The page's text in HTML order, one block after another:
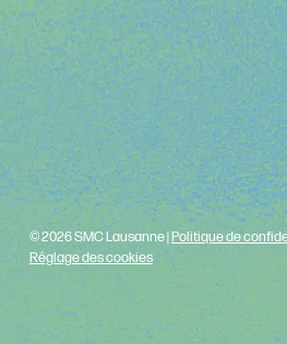
© 2026 SMC Lausanne |Politique de
Réglage des cookies